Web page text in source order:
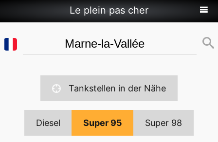
Le plein pas cher
Tankstellen in der Nähe
Diesel Super 95 Super 98